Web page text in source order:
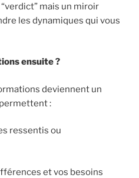
mais un miroir
les dynamiques qui vous
ensuite ?
deviennent un
:
ressentis ou
et vos besoins